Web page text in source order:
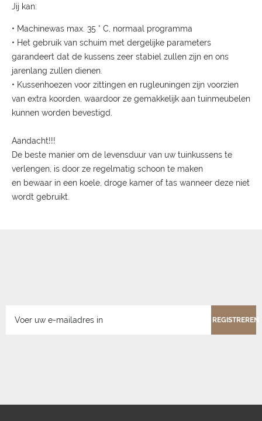
Jij kan:
• Machinewas max. 35 ° C, normaal programma
• Het gebruik van schuim met dergelijke parameters
garandeert dat de kussens zeer stabiel zullen zijn en ons
jarenlang zullen dienen.
• Kussenhoezen voor zittingen en rugleuningen zijn voorzien
van extra koorden, waardoor ze gemakkelijk aan tuinmeubelen
kunnen worden bevestigd.
Aandacht!!!
De beste manier om de levensduur van uw tuinkussens te
verlengen, is door ze regelmatig schoon te maken
en bewaar in een koele, droge kamer of tas wanneer deze niet
wordt gebruikt.
REGISTREREN